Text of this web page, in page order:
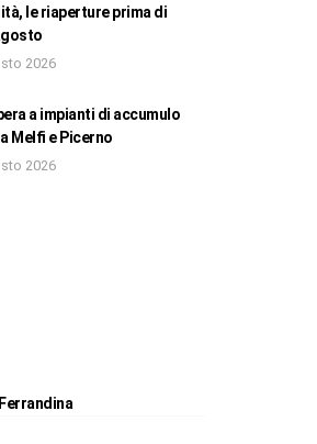
le riaperture prima di
2026
a impianti di accumulo
a Melfi e Picerno
2026